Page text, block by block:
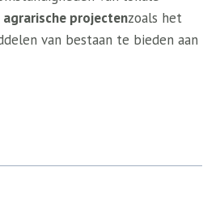
agrarische projectenzoals het
van bestaan ​​te bieden aan